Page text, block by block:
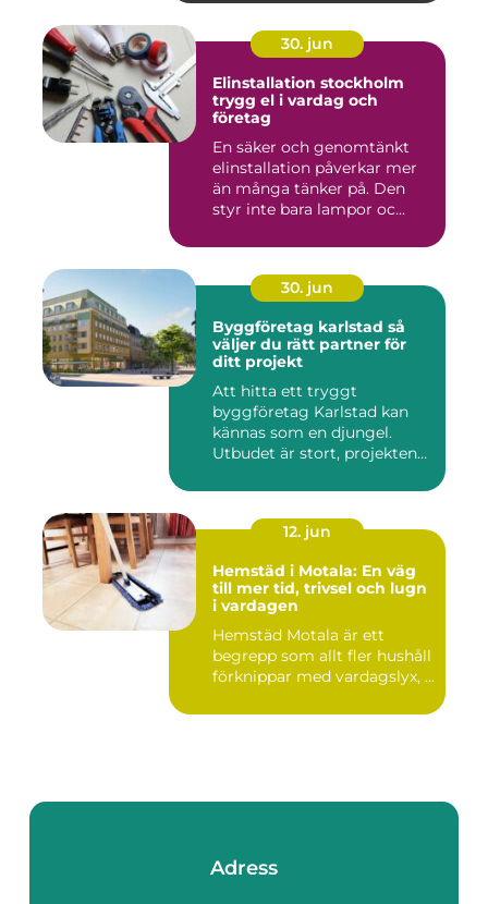
30. jun
Elinstallation stockholm
trygg el i vardag och
företag
En säker och genomtänkt
elinstallation påverkar mer
än många tänker på. Den
styr inte bara lampor oc...
30. jun
Byggföretag karlstad så
väljer du rätt partner för
ditt projekt
Att hitta ett tryggt
byggföretag Karlstad kan
kännas som en djungel.
Utbudet är stort, projekten
12. jun
Hemstäd i Motala: En väg
till mer tid, trivsel och lugn
i vardagen
Hemstäd Motala är ett
begrepp som allt fler hushåll
förknippar med vardagslyx, ...
Adress